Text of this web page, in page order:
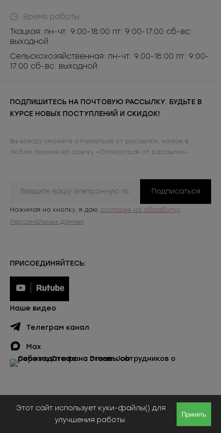
Время работы:
Ткацкая: пн-чт: 9:00-18:00 пт: 9:00-17:00 сб-вс:
выходной
Сельскохозяйственная: пн-чт: 9:00-18:00 пт: 9:00-
17:00 сб-вс: выходной
ПОДПИШИТЕСЬ НА ПОЧТОВУЮ РАССЫЛКУ. БУДЬТЕ В
КУРСЕ НОВЫХ ПОСТУПЛЕНИЙ И СКИДОК!
Вы всегда сможете отписаться от рассылки, нажав в
любом письме на ссылку «Отписаться от рассылки»
Подписаться
Нажимая на кнопку, я даю согласие на обработку
персональных данных
ПРИСОЕДИНЯЙТЕСЬ:
Наше видео
Телеграм канал
Max
© ООО «Сержио Стефано», 2026
Этот сайт использует куки-файлы() для
улучшения работы.
Принять